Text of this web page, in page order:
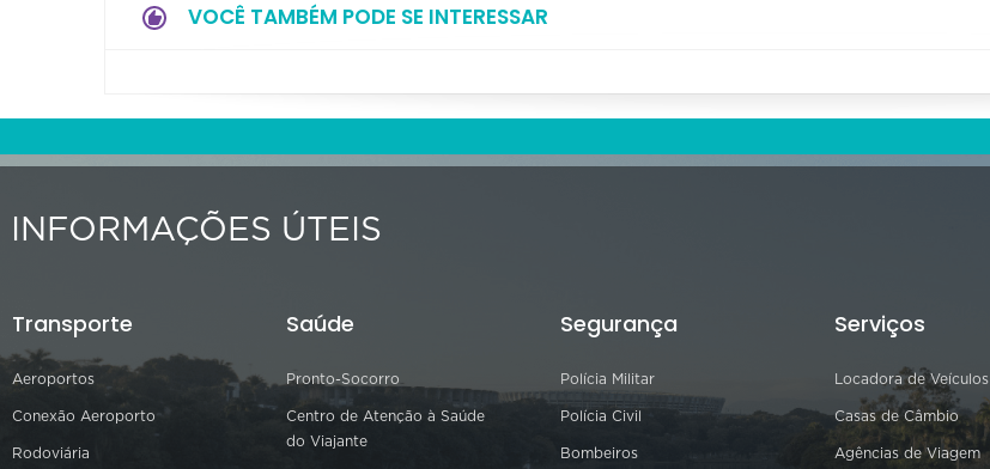
VOCÊ TAMBÉM PODE SE INTERESSAR
INFORMAÇÕES ÚTEIS
Transporte
Aeroportos
Conexão Aeroporto
Rodoviária
Saúde
Pronto-Socorro
Centro de Atenção à Saúde
do Viajante
Segurança
Polícia Militar
Polícia Civil
Bombeiros
Serviços
Locadora de Veículos
Casas de Câmbio
Agências de Viagem